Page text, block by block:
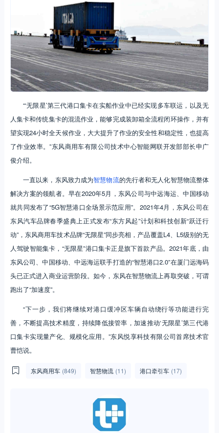
“‘无限星’第三代港口集卡在实船作业中已经实现多车联运，以及无
人集卡和传统集卡的混流作业，能够完成装卸箱全流程闭环操作，并有
望实现24小时全天候作业，大大提升了作业的安全性和稳定性，也提高
了作业效率。”东风商用车有限公司技术中心智能网联开发部部长申广
俊介绍。
一直以来，东风致力成为智慧物流的先行者和无人化智慧物流整体
解决方案的领航者。早在2020年5月，东风公司与中远海运、中国移动
就共同发布了“5G智慧港口全场景示范应用”。2021年4月，东风公司在
东风汽车品牌春季盛典上正式发布“东方风起”计划和科技创新“跃迁行
动”，东风商用车技术品牌“无限星”同步亮相，产品覆盖L4、L5级别的无
人驾驶智能集卡，“无限星”港口集卡正是旗下首款产品。2021年底，由
东风公司、中国移动、中远海运联手打造的“智慧港口2.0”在厦门远海码
头已正式进入商业运营阶段。如今，东风在智慧物流上再取突破，可谓
跑出了“加速度”。
“下一步，我们将继续对港口缓冲区车辆自动绕行等功能进行完
善，不断提高技术精度，持续降低接管率，加速推动‘无限星’第三代港
口集卡实现量产化、规模化应用。”东风悦享科技有限公司首席技术官
曹恺说。
东风商用车 (849) 智慧物流 (11) 港口牵引车 (17)